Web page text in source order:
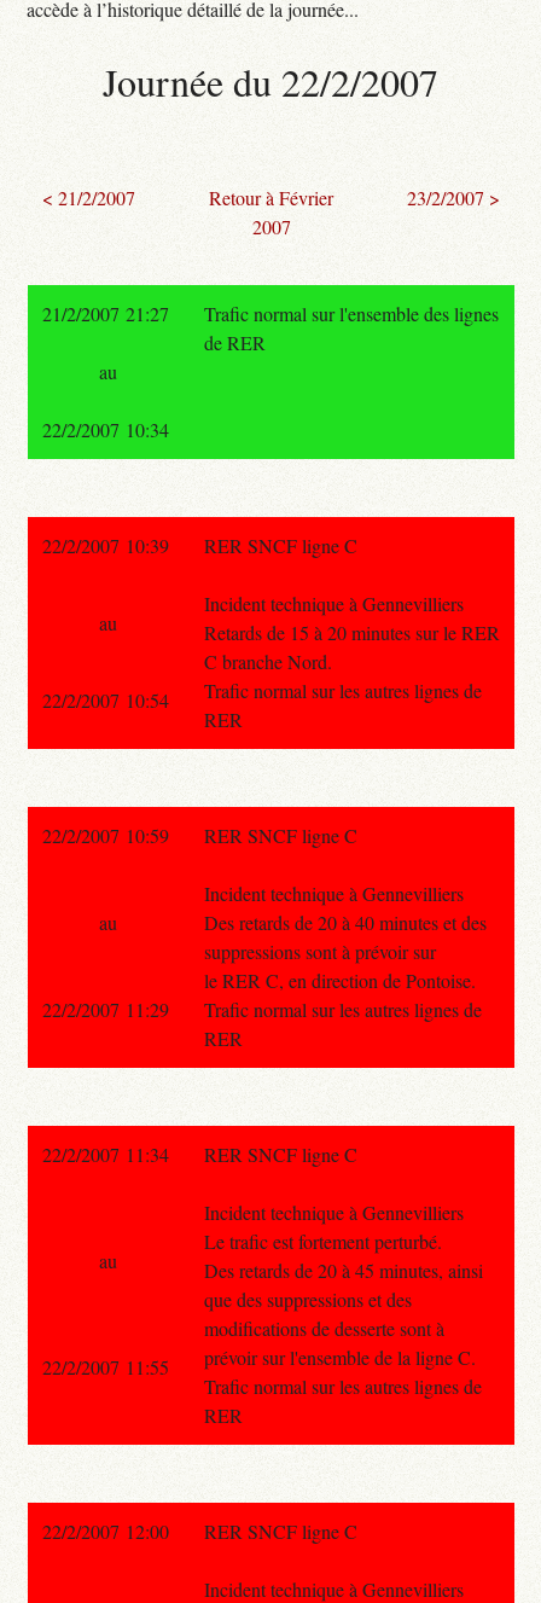
accède à l’historique détaillé de la journée...
Journée du 22/2/2007
< 21/2/2007
Retour à Février
2007
23/2/2007 >
21/2/2007 21:27
Trafic normal sur l'ensemble des lignes
de RER
au
22/2/2007 10:34
22/2/2007 10:39 RER SNCF ligne C
Incident technique à Gennevilliers
Retards de 15 à 20 minutes sur le RER
C branche Nord.
Trafic normal sur les autres lignes de
RER
au
22/2/2007 10:54
22/2/2007 10:59 RER SNCF ligne C
Incident technique à Gennevilliers
Des retards de 20 à 40 minutes et des
suppressions sont à prévoir sur
le RER C, en direction de Pontoise.
Trafic normal sur les autres lignes de
RER
au
22/2/2007 11:29
22/2/2007 11:34 RER SNCF ligne C
Incident technique à Gennevilliers
Le trafic est fortement perturbé.
Des retards de 20 à 45 minutes, ainsi
que des suppressions et des
modifications de desserte sont à
prévoir sur l'ensemble de la ligne C.
Trafic normal sur les autres lignes de
RER
au
22/2/2007 11:55
22/2/2007 12:00 RER SNCF ligne C
Incident technique à Gennevilliers